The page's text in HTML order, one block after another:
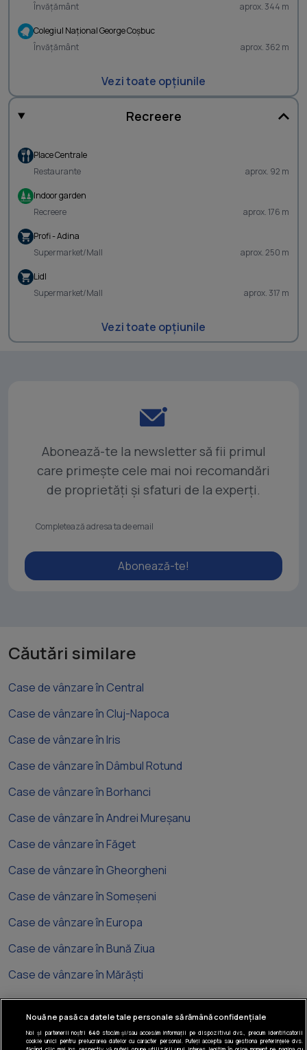
Învățământ
aprox. 344 m
Colegiul Naţional George Coşbuc
Învățământ
aprox. 362 m
Vezi toate opțiunile
Recreere
Place Centrale
Restaurante
aprox. 92 m
Indoor garden
Recreere
aprox. 176 m
Profi - Adina
Supermarket/Mall
aprox. 250 m
Lidl
Supermarket/Mall
aprox. 317 m
Vezi toate opțiunile
Abonează-te la newsletter să fii primul
care primește cele mai noi recomandări
de proprietăți și sfaturi de la experți.
Abonează-te!
Căutări similare
Case de vânzare în Central
Case de vânzare în Cluj-Napoca
Case de vânzare în Iris
Case de vânzare în Dâmbul Rotund
Case de vânzare în Borhanci
Case de vânzare în Andrei Mureșanu
Case de vânzare în Făget
Case de vânzare în Gheorgheni
Case de vânzare în Someșeni
Case de vânzare în Europa
Case de vânzare în Bună Ziua
Case de vânzare în Mărăști
Nouă ne pasă ca datele tale personale să rămână confidențiale
Noi și partenerii noștri 640stocăm și/sau accesăm informații pe dispozitivul dvs., precum identificatorii
cookie unici pentru prelucrarea datelor cu caracter personal. Puteți accepta sau gestiona preferințele dvs.